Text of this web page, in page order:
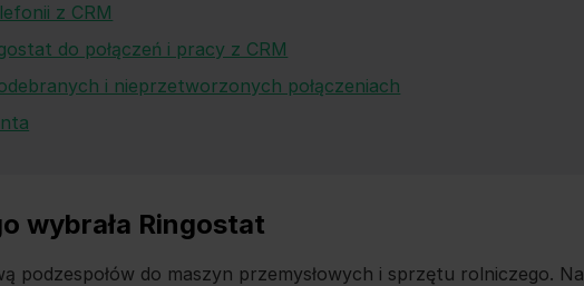
z CRM
do połączeń i pracy z CRM
i nieprzetworzonych połączeniach
wybrała Ringostat
podzespołów do maszyn przemysłowych i sprzętu rolniczego. Na